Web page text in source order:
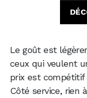
Le goût est
ceux qui veulent
prix est compétitif
Côté service, rien